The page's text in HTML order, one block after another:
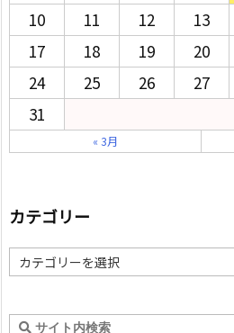
10
11 12 13
17
18 19 20
24
25 26 27
31
« 3月
カテゴリー
テ
ー